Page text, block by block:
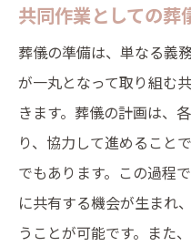
共同作業としての葬
葬儀の準備は、単なる義
が一丸となって取り組む
きます。葬儀の計画は、
り、協力して進めること
でもあります。この過程
に共有する機会が生まれ
うことが可能です。また